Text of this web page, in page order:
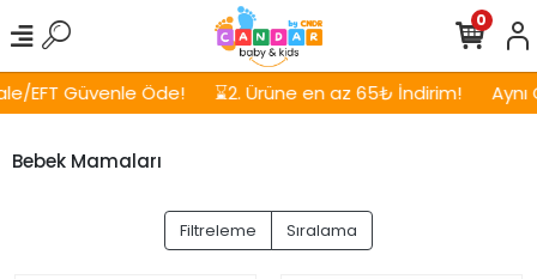
Öde! ⌛2. Ürüne en az 65₺ İndirim! Aynı Gün,
0
Bebek Mamaları
Filtreleme Sıralama